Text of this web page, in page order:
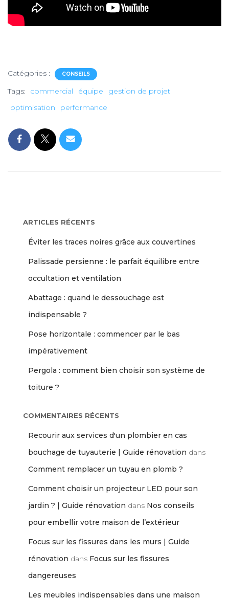
Catégories : CONSEILS
Tags: commercial équipe
gestion de projet
optimisation
performance
ARTICLES RÉCENTS
Éviter les traces noires grâce aux couvertines
Palissade persienne : le parfait équilibre entre
occultation et ventilation
Abattage : quand le dessouchage est
indispensable ?
Pose horizontale : commencer par le bas
impérativement
Pergola : comment bien choisir son système de
toiture ?
COMMENTAIRES RÉCENTS
Recourir aux services d'un plombier en cas
bouchage de tuyauterie | Guide rénovation dans
Comment remplacer un tuyau en plomb ?
Comment choisir un projecteur LED pour son
jardin ? | Guide rénovation dans Nos conseils
pour embellir votre maison de l’extérieur
Focus sur les fissures dans les murs | Guide
rénovation dans Focus sur les fissures
dangereuses
Les meubles indispensables dans une maison